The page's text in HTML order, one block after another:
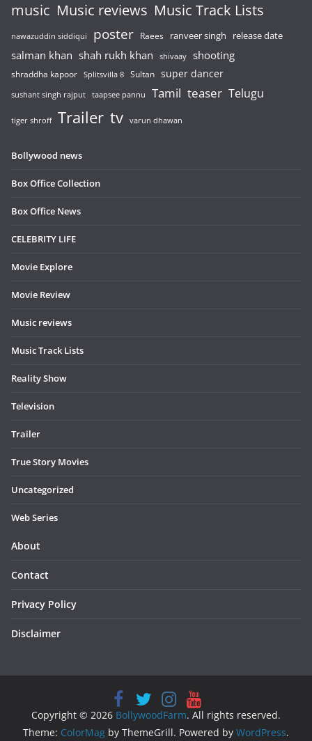
music Music reviews Music Track Lists
nawazuddin siddiqui poster Raees ranveer singh release date
salman khan shah rukh khan shivaay shooting
shraddha kapoor Splitsvilla 8 Sultan super dancer
sushant singh rajput taapsee pannu Tamil teaser Telugu
tiger shroff Trailer tv varun dhawan
Bollywood news
Box Office Collection
Box Office News
CELEBRITY LIFE
Movie Explore
Movie Review
Music reviews
Music Track Lists
Reality Show
Television
Trailer
True Story Movies
Uncategorized
Web Series
About
Contact
Privacy Policy
Disclaimer
Copyright © 2026 BollywoodFarm. All rights reserved.
Theme: ColorMag by ThemeGrill. Powered by WordPress.